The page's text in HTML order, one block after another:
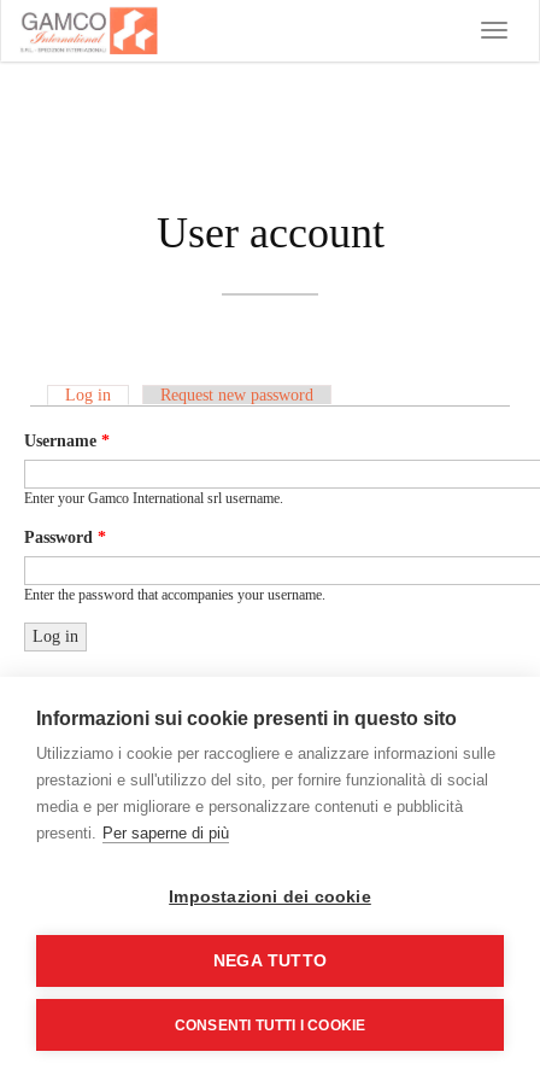
Toggle
User account
Primary tabs
Log in (active tab)Request new password
Username *
Enter your Gamco International srl username.
Password *
Enter the password that accompanies your username.
Gamco International Srl - Via Mestre, 5 - 20063 Cernusco sul Naviglio
Informazioni sui cookie presenti in questo sito
Utilizziamo i cookie per raccogliere e analizzare informazioni sulle
prestazioni e sull'utilizzo del sito, per fornire funzionalità di social
media e per migliorare e personalizzare contenuti e pubblicità
presenti. Per saperne di più
Impostazioni dei cookie
NEGA TUTTO
CONSENTI TUTTI I COOKIE